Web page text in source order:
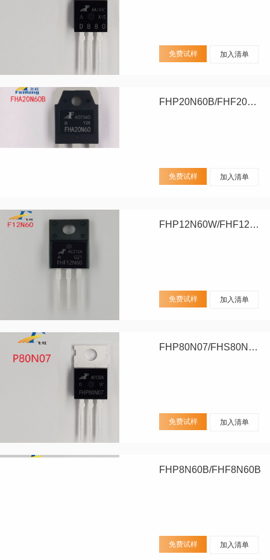
免费试样 加入清单
FHP20N60B/FHF20N60B/FHA20N60B
免费试样 加入清单
FHP12N60W/FHF12N60W
免费试样 加入清单
FHP80N07/FHS80N07/FHD80N07
免费试样 加入清单
FHP8N60B/FHF8N60B
免费试样 加入清单